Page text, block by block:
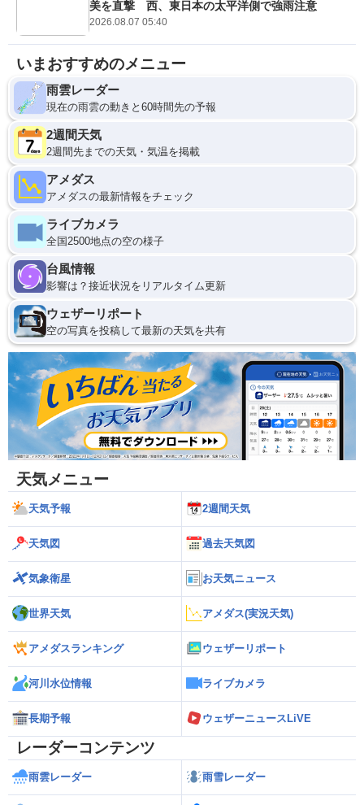
美を直撃 西、東日本の太平洋側で強雨注意
2026.08.07 05:40
いまおすすめのメニュー
雨雲レーダー
現在の雨雲の動きと60時間先の予報
2週間天気
2週間先までの天気・気温を掲載
アメダス
アメダスの最新情報をチェック
ライブカメラ
全国2500地点の空の様子
台風情報
影響は？接近状況をリアルタイム更新
ウェザーリポート
空の写真を投稿して最新の天気を共有
天気メニュー
天気予報 2週間天気
天気図 過去天気図
気象衛星 お天気ニュース
世界天気 アメダス(実況天気)
アメダスランキング ウェザーリポート
河川水位情報 ライブカメラ
長期予報 ウェザーニュースLiVE
レーダーコンテンツ
雨雲レーダー 雨雪レーダー